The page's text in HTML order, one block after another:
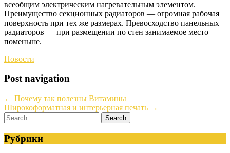
всеобщим электрическим нагревательным элементом.
Преимущество секционных радиаторов — огромная рабочая
поверхность при тех же размерах. Превосходство панельных
радиаторов — при размещении по стен занимаемое место
поменьше.
Новости
Post navigation
← Почему так полезны Витамины
Широкоформатная и интерьерная печать →
Рубрики